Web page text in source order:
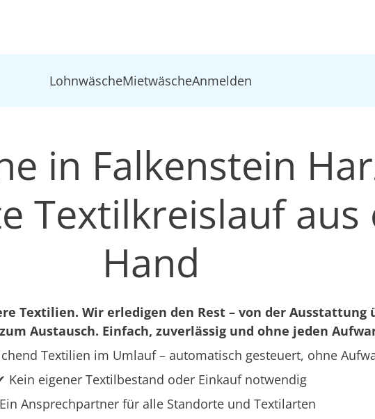
LohnwäscheMietwäscheAnmelden
in Falkenstein
Textilkreislauf aus
Hand
Textilien. Wir erledigen den Rest – von der Ausstattung
Austausch. Einfach, zuverlässig und ohne jeden
Textilien im Umlauf – automatisch gesteuert, ohne
Kein eigener Textilbestand oder Einkauf notwendig
Ansprechpartner für alle Standorte und Textilarten